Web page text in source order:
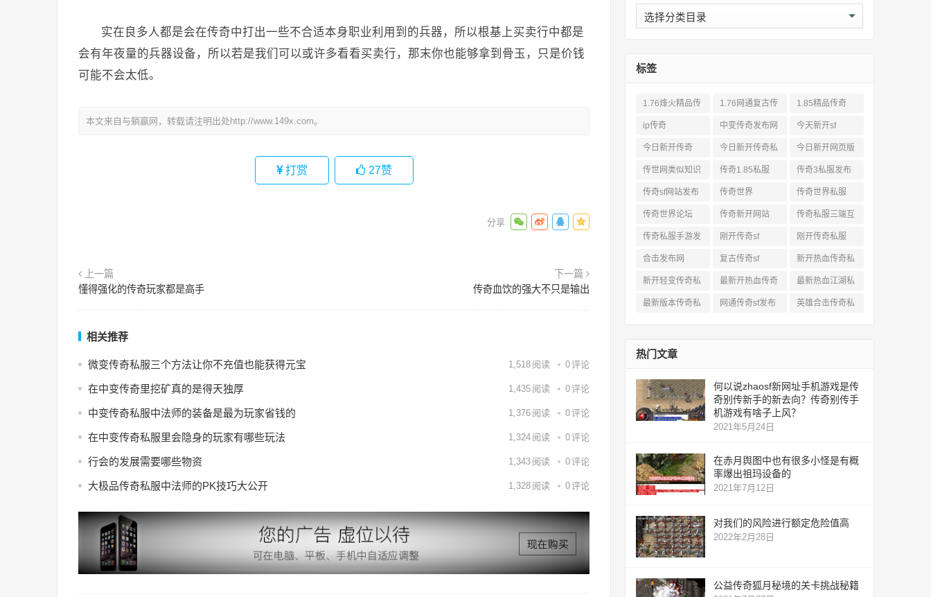
实在良多人都是会在传奇中打出一些不合适本身职业利用到的兵器，所以根基上买卖行中都是
会有年夜量的兵器设备，所以若是我们可以或许多看看买卖行，那末你也能够拿到骨玉，只是价钱
可能不会太低。
本文来自与躺赢网，转载请注明出处http://www.149x.com。
打赏 27赞
上一篇
懂得强化的传奇玩家都是高手
下一篇
传奇血饮的强大不只是输出
相关推荐
微变传奇私服三个方法让你不充值也能获得元宝 1,518 阅读 0评论
在中变传奇里挖矿真的是得天独厚 1,435 阅读 0评论
中变传奇私服中法师的装备是最为玩家省钱的 1,376 阅读 0评论
在中变传奇私服里会隐身的玩家有哪些玩法 1,324 阅读 0评论
行会的发展需要哪些物资 1,343 阅读 0评论
大极品传奇私服中法师的PK技巧大公开 1,328 阅读 0评论
分
类
标签
1.76烽火精品传
奇私服网站
1.76网通复古传
奇sf
1.85精品传奇
ip传奇 中变传奇发布网 今天新开sf
今日新开传奇
今日新开传奇私
服发布网
今日新开网页版
传奇
传世网类似知识 传奇1.85私服
传奇3私服发布
网站
传奇sf网站发布
网
传奇世界 传奇世界私服
传奇世界论坛 传奇新开网站
传奇私服三端互
通
传奇私服手游发
布网三端
刚开传奇sf 刚开传奇私服
合击发布网 复古传奇sf
新开热血传奇私
服网
新开轻变传奇私
服
最新开热血传奇
私服
最新热血江湖私
服
最新版本传奇私
网通传奇sf发布
英雄合击传奇私
热门文章
何以说zhaosf新网址手机游戏是传
奇别传新手的新去向？传奇别传手
机游戏有啥子上风？
2021年5月24日
在赤月舆图中也有很多小怪是有概
率爆出祖玛设备的
2021年7月12日
对我们的风险进行额定危险值高
2022年2月28日
公益传奇狐月秘境的关卡挑战秘籍